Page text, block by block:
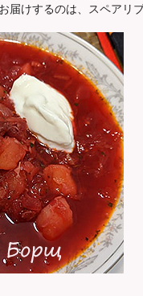
届けするのは、スペアリ